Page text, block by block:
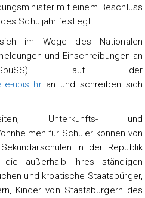
mit einem Beschluss
Schuljahr festlegt.
im Wege des Nationalen
und Einschreibungen an
auf der
upisi.hran und schreiben sich
Unterkunfts- und
für Schüler können von
in der Republik
außerhalb ihres ständigen
und kroatische Staatsbürger,
Kinder von Staatsbürgern des